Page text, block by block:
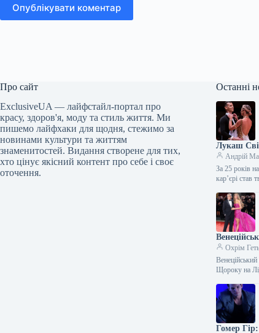
Опублікувати коментар
Про сайт
ExclusiveUA — лайфстайл-портал про
красу, здоров'я, моду та стиль життя. Ми
пишемо лайфхаки для щодня, стежимо за
новинами культури та життям
знаменитостей. Видання створене для тих,
хто цінує якісний контент про себе і своє
оточення.
Останні
Лукаш
Андрій
За 25 років
кар’єрі став
Охрім
Щороку на
Гомер